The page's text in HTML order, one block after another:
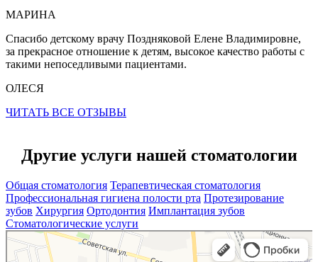
МАРИНА
Спасибо детскому врачу Поздняковой Елене Владимировне,
за прекрасное отношение к детям, высокое качество работы с
такими непоседливыми пациентами.
ОЛЕСЯ
ЧИТАТЬ ВСЕ ОТЗЫВЫ
Другие услуги нашей стоматологии
Общая стоматология Терапевтическая стоматология
Профессиональная гигиена полости рта Протезирование
зубов Хирургия Ортодонтия Имплантация зубов
Стоматологические услуги
ЗубковЪ
Стоматологическая клиника в Домодедово